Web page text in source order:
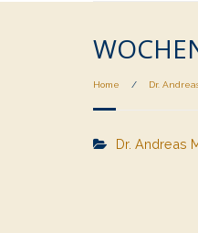
Home / Dr.
Dr. Andreas